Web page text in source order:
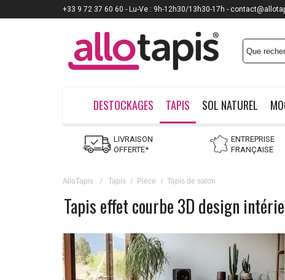
DESTOCKAGES TAPIS SOL NATUREL
LIVRAISON
OFFERTE*
ENTREPRISE
FRANÇAISE
AlloTapis / Tapis / Pièce / Tapis de salon
Tapis effet courbe 3D design
+33 9 72 37 60 60 - Lu-Ve : 9h-12h30/13h30-17h -